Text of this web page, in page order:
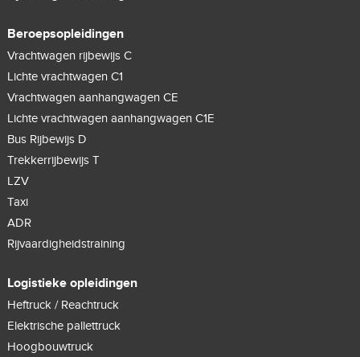
Beroepsopleidingen
Vrachtwagen rijbewijs C
Lichte vrachtwagen C1
Vrachtwagen aanhangwagen CE
Lichte vrachtwagen aanhangwagen C1E
Bus Rijbewijs D
Trekkerrijbewijs T
LZV
Taxi
ADR
Rijvaardigheidstraining
Logistieke opleidingen
Heftruck / Reachtruck
Elektrische pallettruck
Hoogbouwtruck